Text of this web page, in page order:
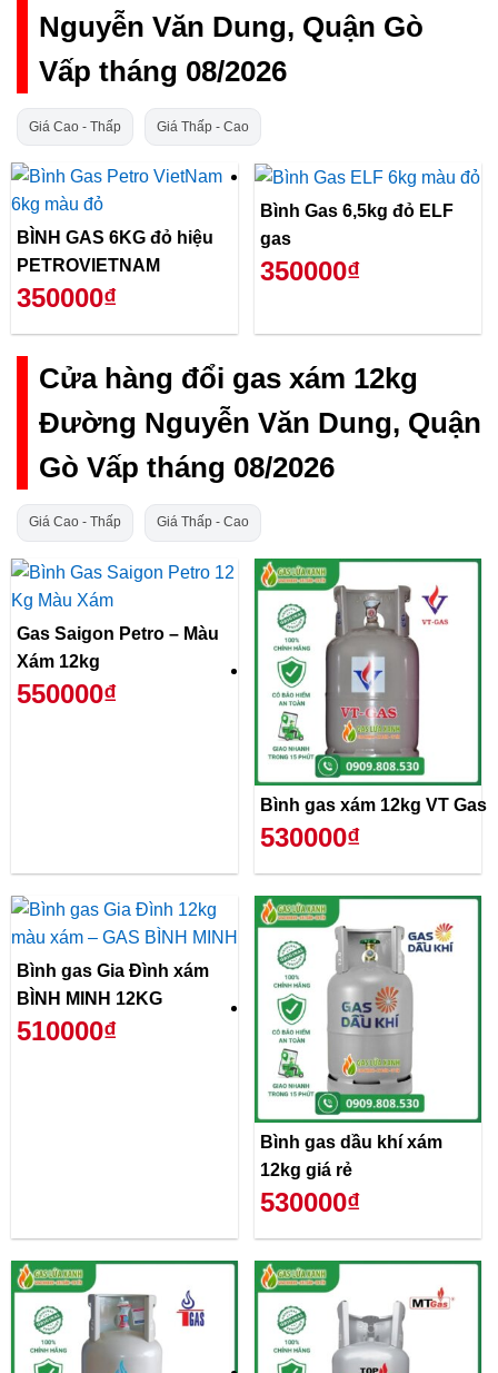
Nguyễn Văn Dung, Quận Gò
Vấp tháng 08/2026
Giá Cao - Thấp Giá Thấp - Cao
BÌNH GAS 6KG đỏ hiệu
PETROVIETNAM
350000₫
Bình Gas 6,5kg đỏ ELF
gas
350000₫
Cửa hàng đổi gas xám 12kg
Đường Nguyễn Văn Dung, Quận
Gò Vấp tháng 08/2026
Giá Cao - Thấp Giá Thấp - Cao
Gas Saigon Petro – Màu
Xám 12kg
550000₫
Bình gas xám 12kg VT Gas
530000₫
Bình gas Gia Đình xám
BÌNH MINH 12KG
510000₫
Bình gas dầu khí xám
12kg giá rẻ
530000₫